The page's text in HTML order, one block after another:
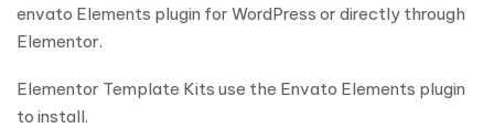
envato Elements plugin for WordPress or directly through
Elementor.
Elementor Template Kits use the Envato Elements plugin
to install.